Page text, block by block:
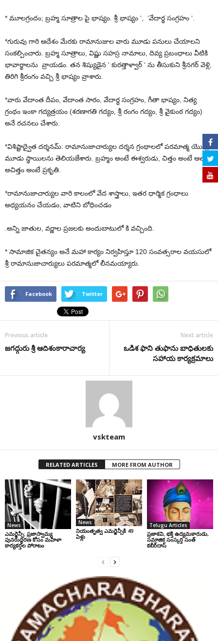
* మూలగ్రందం; బ్రహ్మ సూత్రాల పై భాష్యం. శ్రీ భాష్యం ‘, ‘వేదార్థ సంగ్రహం ‘.
*గురువు గారి ఆదేశం మేరకు రామానుజుల వారు మూడు పనులు చేయాలని
సంకల్పించారు. బ్రహ్మ సూత్రాలు, విష్ణు సహస్ర నామాలు, దివ్య ప్రబంధాలు వీటికి
భావార్థాలను వ్రాయడం. తన శిష్యుడైన ‘ కురత్తాళ్వార్ ‘ ను తీసుకుని శ్రీనగర్ వెళ్లి,
తిరిగి శ్రీరంగం వచ్చి శ్రీ భాష్యం వ్రాశారు.
*వారు వేదాంత దీపం, వేదాంత సారం, వేదార్ధ సంగ్రహం, గీతా భాష్యం, నిత్య
గ్రంథం ఇంకా గద్యత్రయం (శరణాగతి గద్యం, శ్రీ రంగం గద్యం, శ్రీ వైకుంఠ గద్యం)
అనే రచనలు చేశారు.
*విశిష్టాద్వైత దర్శనమ్: రామానుజాచార్యుల దర్శన గ్రంథాలలో పరమాత్మ యొక్క
మూడు స్థాయిలను తెలియజేశారు. బ్రహ్మం అంటే ఈశ్వరుడు, చిత్తం అంటే ఆత్మ,
అచిత్తం అంటే ప్రకృతి.
*రామానుజాచార్యుల వారి కాలంలో వేద శాస్త్రాలు, ఇతర ధార్మిక గ్రంధాలు
అధ్యయనం చేయడం, వాటిని బోధించడం
.అన్ని జాతుల, వర్ణాల ప్రజలకు అందుబాటులో కి వచ్చింది.
* సామాజిక చైతన్యం అనే మహా కార్యం నిర్వహిస్తూ 120 సంవత్సరాల వయసులో
శ్రీ రామానుజాచార్యులు పరమాత్మలో లీనమయ్యారు.
Facebook Twitter
Previous article
జగద్గురు శ్రీ ఆదిశంకారాచార్య
Next article
ఒడిశ ఫాని తుఫాను బాధితులకు
సహాయ కార్యక్రమాలు
vskteam
RELATED ARTICLES MORE FROM AUTHOR
News
ఎమర్జెన్సీ: ప్రజాస్వామ్య
పునరుద్ధరణ కోసం మహిళా
కార్యకర్తల పోరాటం
News
నియంతృత్వ ఎమర్జెన్సీకి 49
ఏళ్లు
Telugu Articles
ప్రజాకవి, భక్తి ఉద్యమకారుడు,
సమాజిక సంస్కర్త సంత్‌
కబీర్‌దాస్‌